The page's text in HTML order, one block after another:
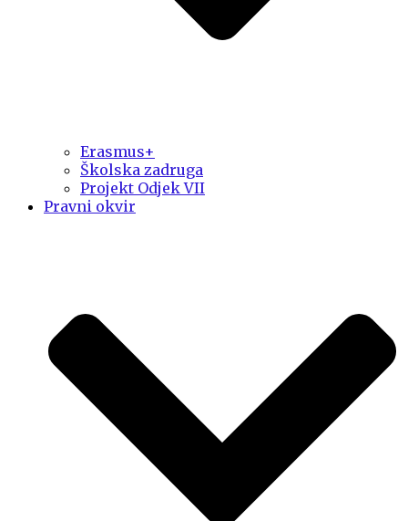
Erasmus+
Školska zadruga
Projekt Odjek VII
Pravni okvir